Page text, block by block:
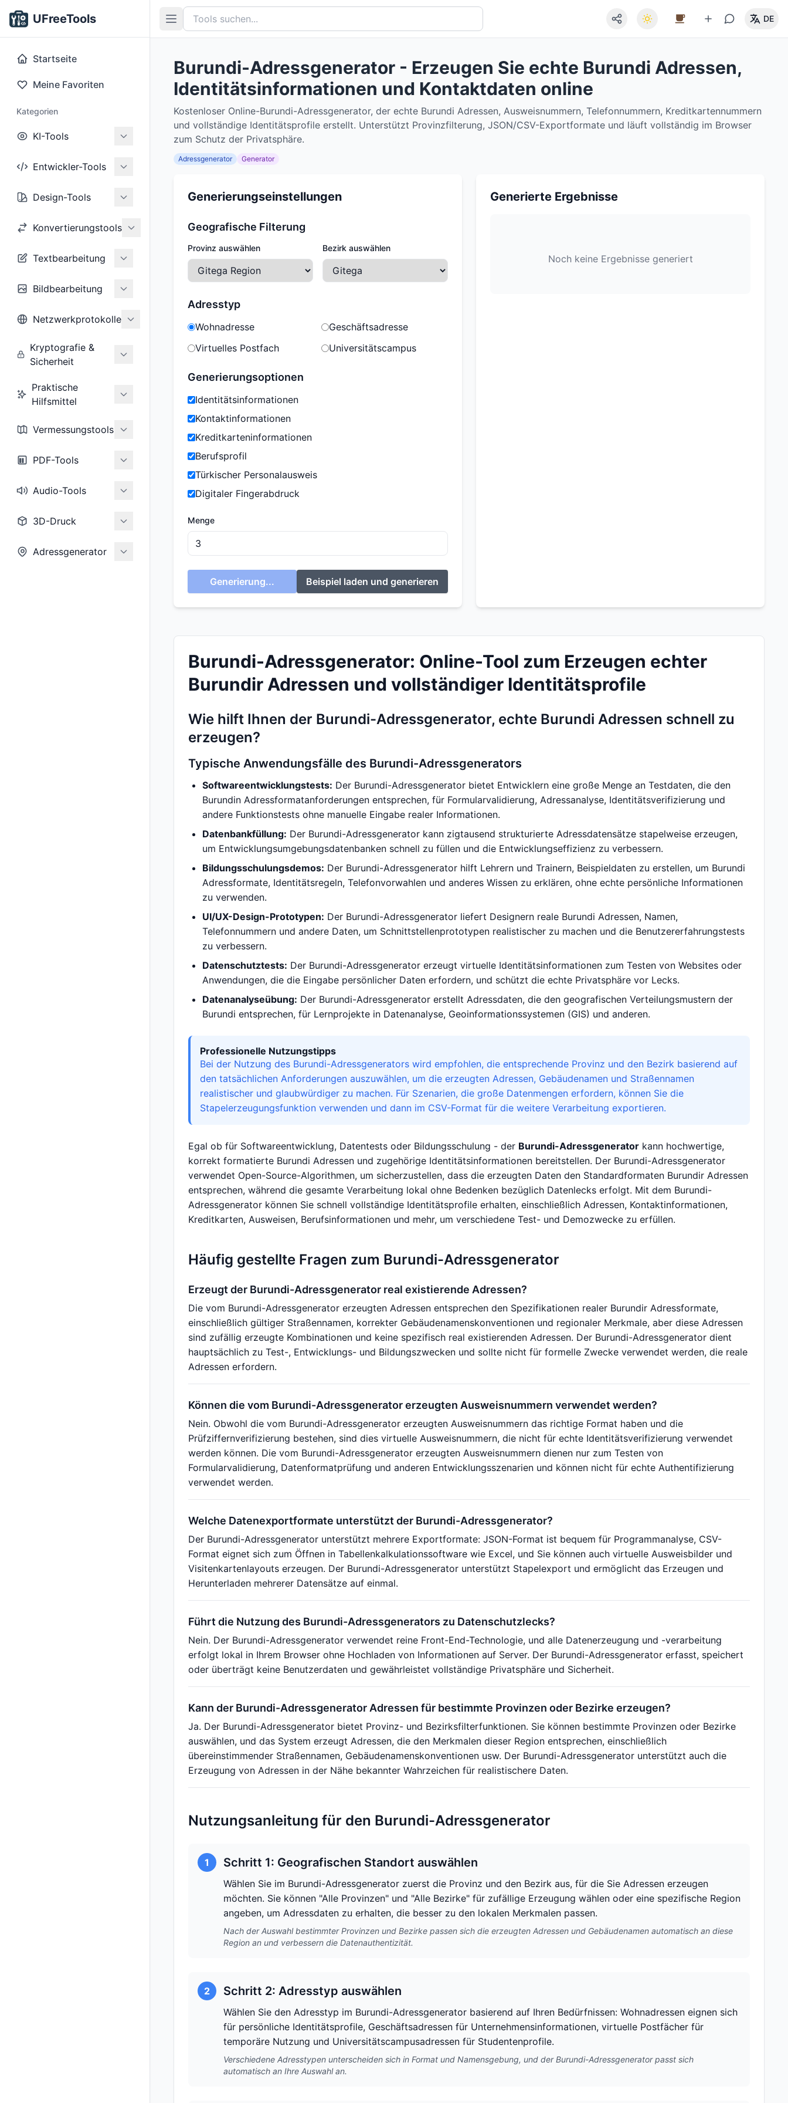
UFreeTools
Startseite
Meine Favoriten
Kategorien
KI-Tools
Entwickler-Tools
Design-Tools
Konvertierungstools
Textbearbeitung
Bildbearbeitung
Netzwerkprotokolle
Kryptografie &
Sicherheit
Praktische
Hilfsmittel
Vermessungstools
PDF-Tools
Audio-Tools
3D-Druck
Adressgenerator
DE
Burundi-Adressgenerator - Erzeugen Sie echte Burundi Adressen,
Identitätsinformationen und Kontaktdaten online
Kostenloser Online-Burundi-Adressgenerator, der echte Burundi Adressen, Ausweisnummern, Telefonnummern, Kreditkartennummern
und vollständige Identitätsprofile erstellt. Unterstützt Provinzfilterung, JSON/CSV-Exportformate und läuft vollständig im Browser
zum Schutz der Privatsphäre.
Adressgenerator Generator
Generierungseinstellungen
Geografische Filterung
Provinz auswählen Bezirk auswählen
Adresstyp
Wohnadresse
Geschäftsadresse
Virtuelles Postfach
Universitätscampus
Generierungsoptionen
Identitätsinformationen
Kontaktinformationen
Kreditkarteninformationen
Berufsprofil
Türkischer Personalausweis
Digitaler Fingerabdruck
Menge
Generierung... Beispiel laden und generieren
Generierte Ergebnisse
Noch keine Ergebnisse generiert
Burundi-Adressgenerator: Online-Tool zum Erzeugen echter
Burundir Adressen und vollständiger Identitätsprofile
Wie hilft Ihnen der Burundi-Adressgenerator, echte Burundi Adressen schnell zu
erzeugen?
Typische Anwendungsfälle des Burundi-Adressgenerators
Softwareentwicklungstests: Der Burundi-Adressgenerator bietet Entwicklern eine große Menge an Testdaten, die den
Burundin Adressformatanforderungen entsprechen, für Formularvalidierung, Adressanalyse, Identitätsverifizierung und
andere Funktionstests ohne manuelle Eingabe realer Informationen.
Datenbankfüllung: Der Burundi-Adressgenerator kann zigtausend strukturierte Adressdatensätze stapelweise erzeugen,
um Entwicklungsumgebungsdatenbanken schnell zu füllen und die Entwicklungseffizienz zu verbessern.
Bildungsschulungsdemos: Der Burundi-Adressgenerator hilft Lehrern und Trainern, Beispieldaten zu erstellen, um Burundi
Adressformate, Identitätsregeln, Telefonvorwahlen und anderes Wissen zu erklären, ohne echte persönliche Informationen
zu verwenden.
UI/UX-Design-Prototypen: Der Burundi-Adressgenerator liefert Designern reale Burundi Adressen, Namen,
Telefonnummern und andere Daten, um Schnittstellenprototypen realistischer zu machen und die Benutzererfahrungstests
zu verbessern.
Datenschutztests: Der Burundi-Adressgenerator erzeugt virtuelle Identitätsinformationen zum Testen von Websites oder
Anwendungen, die die Eingabe persönlicher Daten erfordern, und schützt die echte Privatsphäre vor Lecks.
Datenanalyseübung: Der Burundi-Adressgenerator erstellt Adressdaten, die den geografischen Verteilungsmustern der
Burundi entsprechen, für Lernprojekte in Datenanalyse, Geoinformationssystemen (GIS) und anderen.
Professionelle Nutzungstipps
Bei der Nutzung des Burundi-Adressgenerators wird empfohlen, die entsprechende Provinz und den Bezirk basierend auf
den tatsächlichen Anforderungen auszuwählen, um die erzeugten Adressen, Gebäudenamen und Straßennamen
realistischer und glaubwürdiger zu machen. Für Szenarien, die große Datenmengen erfordern, können Sie die
Stapelerzeugungsfunktion verwenden und dann im CSV-Format für die weitere Verarbeitung exportieren.
Egal ob für Softwareentwicklung, Datentests oder Bildungsschulung - der Burundi-Adressgenerator kann hochwertige,
korrekt formatierte Burundi Adressen und zugehörige Identitätsinformationen bereitstellen. Der Burundi-Adressgenerator
verwendet Open-Source-Algorithmen, um sicherzustellen, dass die erzeugten Daten den Standardformaten Burundir Adressen
entsprechen, während die gesamte Verarbeitung lokal ohne Bedenken bezüglich Datenlecks erfolgt. Mit dem Burundi-
Adressgenerator können Sie schnell vollständige Identitätsprofile erhalten, einschließlich Adressen, Kontaktinformationen,
Kreditkarten, Ausweisen, Berufsinformationen und mehr, um verschiedene Test- und Demozwecke zu erfüllen.
Häufig gestellte Fragen zum Burundi-Adressgenerator
Erzeugt der Burundi-Adressgenerator real existierende Adressen?
Die vom Burundi-Adressgenerator erzeugten Adressen entsprechen den Spezifikationen realer Burundir Adressformate,
einschließlich gültiger Straßennamen, korrekter Gebäudenamenskonventionen und regionaler Merkmale, aber diese Adressen
sind zufällig erzeugte Kombinationen und keine spezifisch real existierenden Adressen. Der Burundi-Adressgenerator dient
hauptsächlich zu Test-, Entwicklungs- und Bildungszwecken und sollte nicht für formelle Zwecke verwendet werden, die reale
Adressen erfordern.
Können die vom Burundi-Adressgenerator erzeugten Ausweisnummern verwendet werden?
Nein. Obwohl die vom Burundi-Adressgenerator erzeugten Ausweisnummern das richtige Format haben und die
Prüfziffernverifizierung bestehen, sind dies virtuelle Ausweisnummern, die nicht für echte Identitätsverifizierung verwendet
werden können. Die vom Burundi-Adressgenerator erzeugten Ausweisnummern dienen nur zum Testen von
Formularvalidierung, Datenformatprüfung und anderen Entwicklungsszenarien und können nicht für echte Authentifizierung
verwendet werden.
Welche Datenexportformate unterstützt der Burundi-Adressgenerator?
Der Burundi-Adressgenerator unterstützt mehrere Exportformate: JSON-Format ist bequem für Programmanalyse, CSV-
Format eignet sich zum Öffnen in Tabellenkalkulationssoftware wie Excel, und Sie können auch virtuelle Ausweisbilder und
Visitenkartenlayouts erzeugen. Der Burundi-Adressgenerator unterstützt Stapelexport und ermöglicht das Erzeugen und
Herunterladen mehrerer Datensätze auf einmal.
Führt die Nutzung des Burundi-Adressgenerators zu Datenschutzlecks?
Nein. Der Burundi-Adressgenerator verwendet reine Front-End-Technologie, und alle Datenerzeugung und -verarbeitung
erfolgt lokal in Ihrem Browser ohne Hochladen von Informationen auf Server. Der Burundi-Adressgenerator erfasst, speichert
oder überträgt keine Benutzerdaten und gewährleistet vollständige Privatsphäre und Sicherheit.
Kann der Burundi-Adressgenerator Adressen für bestimmte Provinzen oder Bezirke erzeugen?
Ja. Der Burundi-Adressgenerator bietet Provinz- und Bezirksfilterfunktionen. Sie können bestimmte Provinzen oder Bezirke
auswählen, und das System erzeugt Adressen, die den Merkmalen dieser Region entsprechen, einschließlich
übereinstimmender Straßennamen, Gebäudenamenskonventionen usw. Der Burundi-Adressgenerator unterstützt auch die
Erzeugung von Adressen in der Nähe bekannter Wahrzeichen für realistischere Daten.
Nutzungsanleitung für den Burundi-Adressgenerator
1 Schritt 1: Geografischen Standort auswählen
Wählen Sie im Burundi-Adressgenerator zuerst die Provinz und den Bezirk aus, für die Sie Adressen erzeugen
möchten. Sie können "Alle Provinzen" und "Alle Bezirke" für zufällige Erzeugung wählen oder eine spezifische Region
angeben, um Adressdaten zu erhalten, die besser zu den lokalen Merkmalen passen.
Nach der Auswahl bestimmter Provinzen und Bezirke passen sich die erzeugten Adressen und Gebäudenamen automatisch an diese
Region an und verbessern die Datenauthentizität.
2 Schritt 2: Adresstyp auswählen
Wählen Sie den Adresstyp im Burundi-Adressgenerator basierend auf Ihren Bedürfnissen: Wohnadressen eignen sich
für persönliche Identitätsprofile, Geschäftsadressen für Unternehmensinformationen, virtuelle Postfächer für
temporäre Nutzung und Universitätscampusadressen für Studentenprofile.
Verschiedene Adresstypen unterscheiden sich in Format und Namensgebung, und der Burundi-Adressgenerator passt sich
automatisch an Ihre Auswahl an.